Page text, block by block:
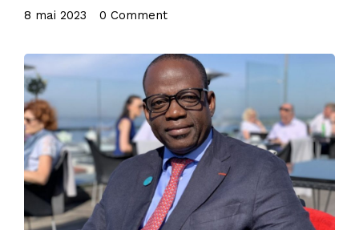
8 mai 2023 0 Comment